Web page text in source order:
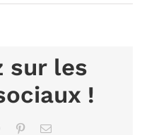
sur les
!
WhatsApp
PinterestEmail